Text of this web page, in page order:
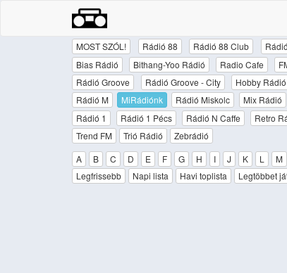
MOST SZÓL! Rádió 88 Rádió 88 Club
Bias Rádió
Bithang-Yoo Rádió Radio Cafe
Rádió Groove
Rádió Groove - City Hobby Rádió
Rádió M
MiRádiónk Rádió Miskolc Mix Rádió
Rádió 1
Rádió 1 Pécs Rádió N Caffe Retro
Trend FM
Trió Rádió
Zebrádió
A
B C D E F G H I J K L M
Legfrissebb
Napi lista Havi toplista Legtöbbet